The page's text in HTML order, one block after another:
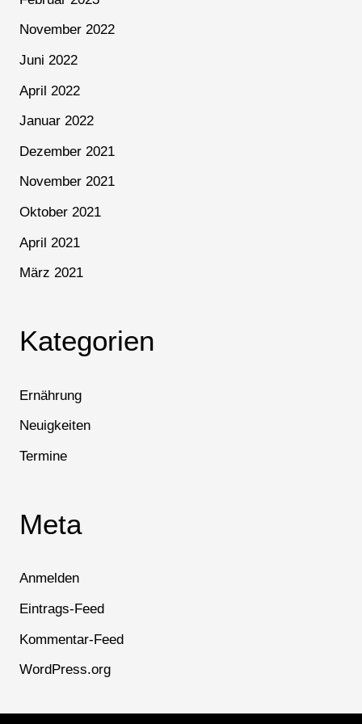
November 2022
Juni 2022
April 2022
Januar 2022
Dezember 2021
November 2021
Oktober 2021
April 2021
März 2021
Kategorien
Ernährung
Neuigkeiten
Termine
Meta
Anmelden
Eintrags-Feed
Kommentar-Feed
WordPress.org